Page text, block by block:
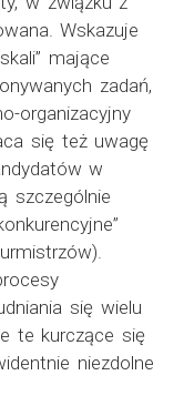
Wskazuje
mające
zadań,
organizacyjny
się też uwagę
w
szczególnie
się wielu
te kurczące się
niezdolne